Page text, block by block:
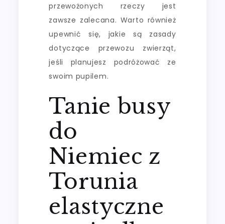
przewożonych rzeczy jest
zawsze zalecana. Warto również
upewnić się, jakie są zasady
dotyczące przewozu zwierząt,
jeśli planujesz podróżować ze
swoim pupilem.
Tanie busy
do
Niemiec z
Torunia
elastyczne